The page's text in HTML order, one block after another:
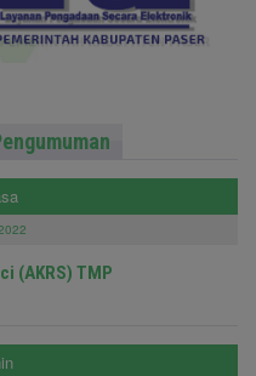
(AKRS) TMP